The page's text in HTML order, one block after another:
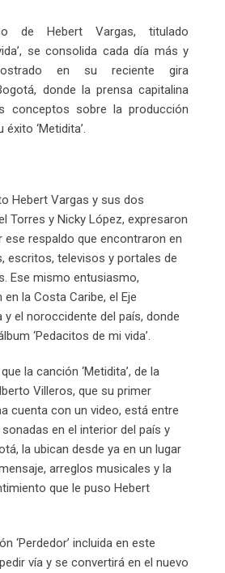
de Hebert Vargas, titulado
se consolida cada día más y
en su reciente gira
donde la prensa capitalina
conceptos sobre la producción
‘Metidita’.
Hebert Vargas y sus dos
Torres y Nicky López, expresaron
respaldo que encontraron en
escritos, televisos y portales de
Ese mismo entusiasmo,
la Costa Caribe, el Eje
el noroccidente del país, donde
‘Pedacitos de mi vida’.
la canción ‘Metidita’, de la
Villeros, que su primer
cuenta con un video, está entre
en el interior del país y
la ubican desde ya en un lugar
arreglos musicales y la
que le puso Hebert
‘Perdedor’ incluida en este
vía y se convertirá en el nuevo